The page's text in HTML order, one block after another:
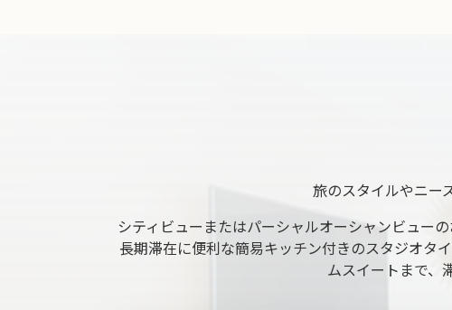
旅のスタイルやニー
シティビューまたはパーシャルオーシャンビュー
長期滞在に便利な簡易キッチン付きのスタジオタ
ムスイートまで、